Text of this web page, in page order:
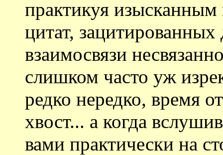
практикуя
цитат,
взаимосвязи
слишком часто уж
редко нередко, время
хвост... а когда
вами практически на